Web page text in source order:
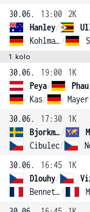
30.06.
13:00
2K
Hanley/
Kohlmann /
1. kolo
30.06. 19:00
1K
Peya/
Phau
Kas/ Mayer
30.06.
17:30
1K
Bjorkman /
Cibulec/
30.06.
16:45
1K
Dlouhy/
Benneteau /